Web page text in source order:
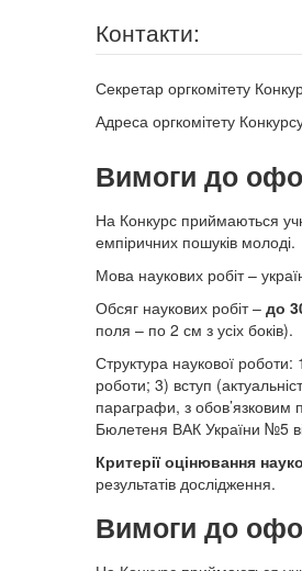
Контакти:
Секретар оргкомітету
Адреса оргкомітету
Вимоги до
На Конкурс приймаються
емпіричних пошуків молоді.
Мова наукових робіт –
Обсяг наукових робіт – до
поля – по 2 см з усіх боків).
Структура наукової роботи:
роботи; 3) вступ
параграфи, з
Бюлетеня ВАК України №5
Критерії оцінювання
результатів дослідження.
Вимоги до